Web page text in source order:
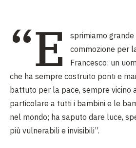
“E
sprimiamo
commozione per
Francesco: un
che ha sempre costruito ponti e
battuto per la pace, sempre vicino
particolare a tutti i bambini e le
nel mondo; ha saputo dare luce,
più vulnerabili e invisibili”.